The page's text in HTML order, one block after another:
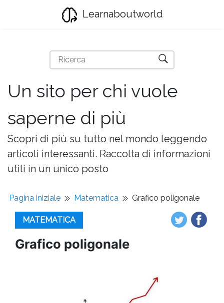
Learnaboutworld
Un sito per chi vuole
saperne di più
Scopri di più su tutto nel mondo leggendo
articoli interessanti. Raccolta di informazioni
utili in un unico posto
Pagina iniziale Matematica Grafico poligonale
MATEMATICA
Grafico poligonale